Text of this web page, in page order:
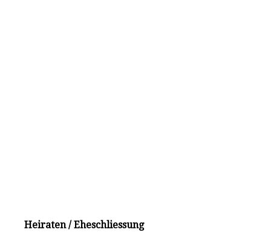
Heiraten / Eheschliessung